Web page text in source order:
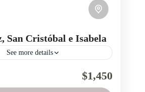
San Cristóbal e Isabela
See more details
Santa Cruz
$1,450